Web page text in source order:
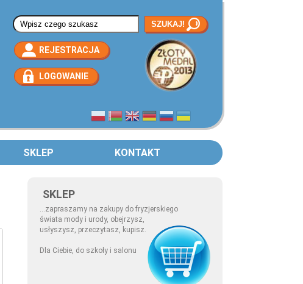
Formularz wyszukiwania
REJESTRACJA
LOGOWANIE
SKLEP KONTAKT
SKLEP
...zapraszamy na zakupy do fryzjerskiego
świata mody i urody, obejrzysz,
usłyszysz, przeczytasz, kupisz.
Dla Ciebie, do szkoły i salonu